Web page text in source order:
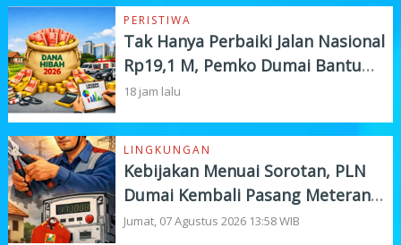
PERISTIWA
Tak Hanya Perbaiki Jalan Nasional
Rp19,1 M, Pemko Dumai Bantu
Instansi Vertikal Rp4,5 M
18 jam lalu
LINGKUNGAN
Kebijakan Menuai Sorotan, PLN
Dumai Kembali Pasang Meteran
Listrik Pelanggan
Jumat, 07 Agustus 2026 13:58 WIB